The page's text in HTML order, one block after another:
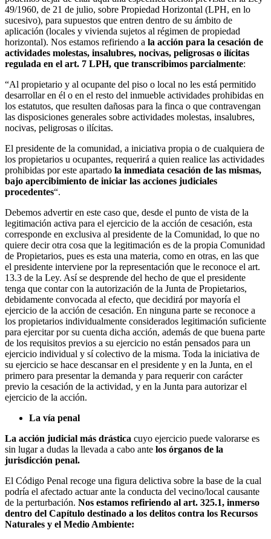
49/1960, de 21 de julio, sobre Propiedad Horizontal (LPH, en lo
sucesivo), para supuestos que entren dentro de su ámbito de
aplicación (locales y vivienda sujetos al régimen de propiedad
horizontal). Nos estamos refiriendo a la acción para la cesación de
actividades molestas, insalubres, nocivas, peligrosas o ilícitas
regulada en el art. 7 LPH, que transcribimos parcialmente:
“Al propietario y al ocupante del piso o local no les está permitido
desarrollar en él o en el resto del inmueble actividades prohibidas en
los estatutos, que resulten dañosas para la finca o que contravengan
las disposiciones generales sobre actividades molestas, insalubres,
nocivas, peligrosas o ilícitas.
El presidente de la comunidad, a iniciativa propia o de cualquiera de
los propietarios u ocupantes, requerirá a quien realice las actividades
prohibidas por este apartado la inmediata cesación de las mismas,
bajo apercibimiento de iniciar las acciones judiciales
procedentes“.
Debemos advertir en este caso que, desde el punto de vista de la
legitimación activa para el ejercicio de la acción de cesación, esta
corresponde en exclusiva al presidente de la Comunidad, lo que no
quiere decir otra cosa que la legitimación es de la propia Comunidad
de Propietarios, pues es esta una materia, como en otras, en las que
el presidente interviene por la representación que le reconoce el art.
13.3 de la Ley. Así se desprende del hecho de que el presidente
tenga que contar con la autorización de la Junta de Propietarios,
debidamente convocada al efecto, que decidirá por mayoría el
ejercicio de la acción de cesación. En ninguna parte se reconoce a
los propietarios individualmente considerados legitimación suficiente
para ejercitar por su cuenta dicha acción, además de que buena parte
de los requisitos previos a su ejercicio no están pensados para un
ejercicio individual y sí colectivo de la misma. Toda la iniciativa de
su ejercicio se hace descansar en el presidente y en la Junta, en el
primero para presentar la demanda y para requerir con carácter
previo la cesación de la actividad, y en la Junta para autorizar el
ejercicio de la acción.
La vía penal
La acción judicial más drástica cuyo ejercicio puede valorarse es
sin lugar a dudas la llevada a cabo ante los órganos de la
jurisdicción penal.
El Código Penal recoge una figura delictiva sobre la base de la cual
podría el afectado actuar ante la conducta del vecino/local causante
de la perturbación. Nos estamos refiriendo al art. 325.1, inmerso
dentro del Capítulo destinado a los delitos contra los Recursos
Naturales y el Medio Ambiente: